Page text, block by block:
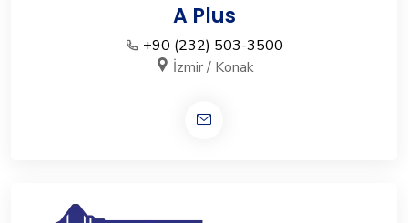
A Plus
+90 (232) 503-3500
İzmir / Konak